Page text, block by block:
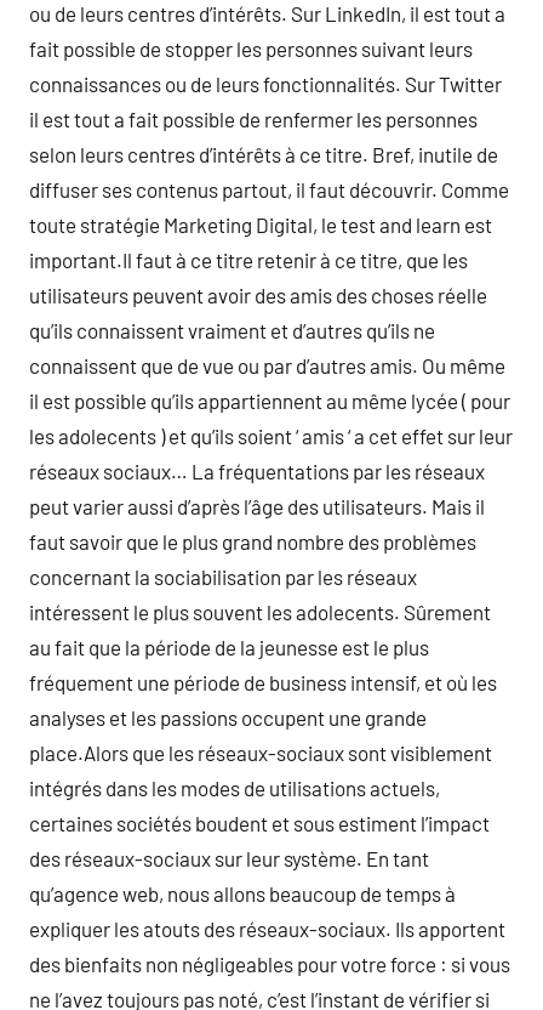
ou de leurs centres d’intérêts. Sur LinkedIn, il est tout a
fait possible de stopper les personnes suivant leurs
connaissances ou de leurs fonctionnalités. Sur Twitter
il est tout a fait possible de renfermer les personnes
selon leurs centres d’intérêts à ce titre. Bref, inutile de
diffuser ses contenus partout, il faut découvrir. Comme
toute stratégie Marketing Digital, le test and learn est
important.Il faut à ce titre retenir à ce titre, que les
utilisateurs peuvent avoir des amis des choses réelle
qu’ils connaissent vraiment et d’autres qu’ils ne
connaissent que de vue ou par d’autres amis. Ou même
il est possible qu’ils appartiennent au même lycée ( pour
les adolecents ) et qu’ils soient ‘ amis ‘ a cet effet sur leur
réseaux sociaux… La fréquentations par les réseaux
peut varier aussi d’après l’âge des utilisateurs. Mais il
faut savoir que le plus grand nombre des problèmes
concernant la sociabilisation par les réseaux
intéressent le plus souvent les adolecents. Sûrement
au fait que la période de la jeunesse est le plus
fréquement une période de business intensif, et où les
analyses et les passions occupent une grande
place.Alors que les réseaux-sociaux sont visiblement
intégrés dans les modes de utilisations actuels,
certaines sociétés boudent et sous estiment l’impact
des réseaux-sociaux sur leur système. En tant
qu’agence web, nous allons beaucoup de temps à
expliquer les atouts des réseaux-sociaux. Ils apportent
des bienfaits non négligeables pour votre force : si vous
ne l’avez toujours pas noté, c’est l’instant de vérifier si